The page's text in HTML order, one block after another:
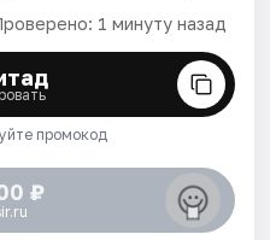
1 минуту назад
промокод
₽